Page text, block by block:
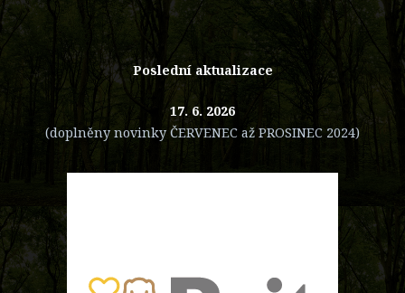
Poslední aktualizace
17. 6. 2026
(doplněny novinky ČERVENEC až PROSINEC 2024)